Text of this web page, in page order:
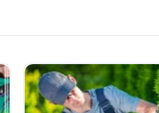
يقدم فريق التصميم لدينا
يتضمن ذلك تصميم
حلاً شاملاً لتنظيم المساحات
نقوم بتقديم
نقدم برامج